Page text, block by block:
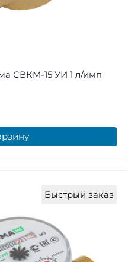
СВКМ-15 УИ 1 л/имп
Быстрый заказ